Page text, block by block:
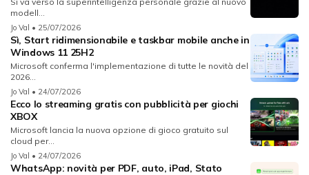
modell...
Jo Val • 25/07/2026
Sì, Start ridimensionabile e taskbar mobile anche in
Windows 11 25H2
Microsoft conferma l'implementazione di tutte le novità del
2026...
Jo Val • 24/07/2026
Ecco lo streaming gratis con pubblicità per giochi
XBOX
Microsoft lancia la nuova opzione di gioco gratuito sul
cloud per...
Jo Val • 24/07/2026
WhatsApp: novità per PDF, auto, iPad, Stato